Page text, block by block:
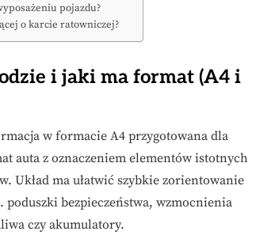
pojazdu?
o karcie ratowniczej?
i jaki ma format (A4 i
w formacie A4 przygotowana dla
auta z oznaczeniem elementów istotnych
Układ ma ułatwić szybkie zorientowanie
poduszki bezpieczeństwa, wzmocnienia
czy akumulatory.